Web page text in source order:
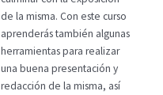
de la misma. Con este curso
aprenderás también algunas
herramientas para realizar
una buena presentación y
redacción de la misma, así